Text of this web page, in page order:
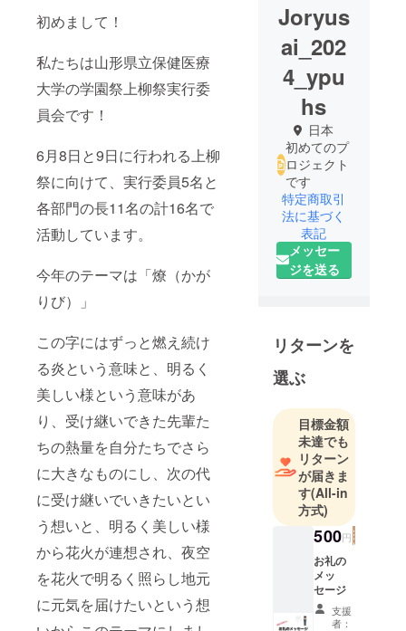
初めまして！
私たちは山形県立保健医療
大学の学園祭上柳祭実行委
員会です！
6月8日と9日に行われる上柳
祭に向けて、実行委員5名と
各部門の長11名の計16名で
活動しています。
今年のテーマは「燎（かが
りび）」
この字にはずっと燃え続け
る炎という意味と、明るく
美しい様という意味があ
り、受け継いできた先輩た
ちの熱量を自分たちでさら
に大きなものにし、次の代
に受け継いでいきたいとい
う想いと、明るく美しい様
から花火が連想され、夜空
を花火で明るく照らし地元
に元気を届けたいという想
Joryus
ai_202
4_ypu
hs
日本
初めてのプ
ロジェクト
です
特定商取引
法に基づく
表記
メッセー
ジを送る
リターンを
選ぶ
目標金額
未達でも
リターン
が届きま
す(All-in
方式)
500円
お礼の
メッ
セージ
支援
者：